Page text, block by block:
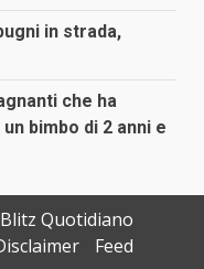
in strada,
che ha
bimbo di 2 anni e
Quotidiano
Feed